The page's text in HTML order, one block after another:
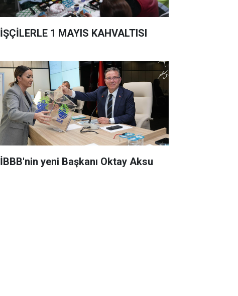
İŞÇİLERLE 1 MAYIS KAHVALTISI
İBBB'nin yeni Başkanı Oktay Aksu